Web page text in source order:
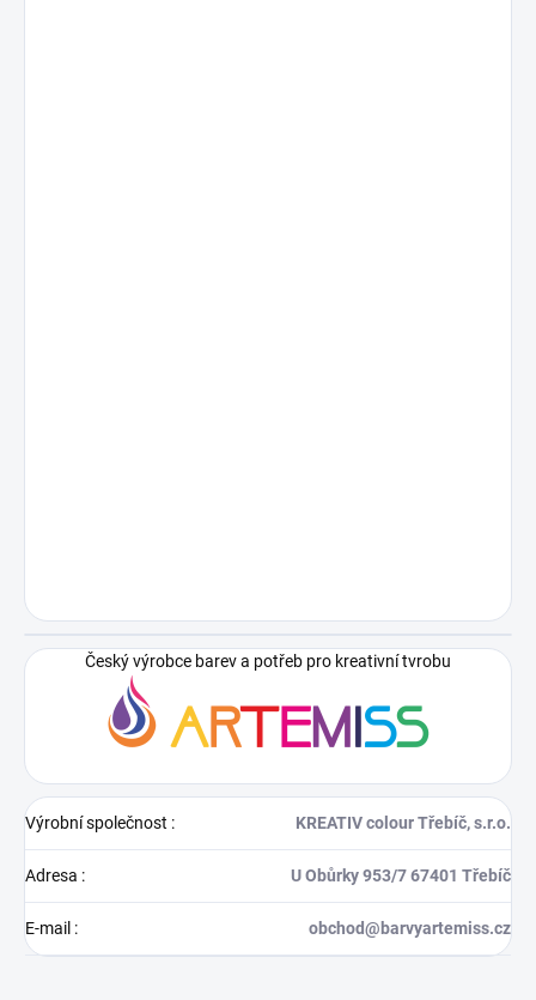
Český výrobce barev a potřeb pro kreativní tvrobu
Výrobní společnost : KREATIV colour Třebíč, s.r.o.
Adresa : U Obůrky 953/7 67401 Třebíč
E-mail : obchod@barvyartemiss.cz